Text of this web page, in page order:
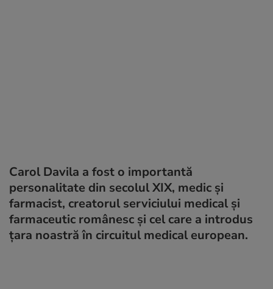
Carol Davila a fost o importantă
personalitate din secolul XIX, medic și
farmacist, creatorul serviciului medical şi
farmaceutic românesc și cel care a introdus
ţara noastră în circuitul medical european.